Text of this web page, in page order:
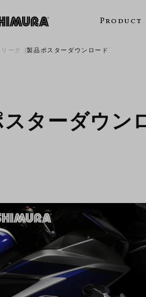
Product
ーク 製品ポスターダウンロード
ターダウン